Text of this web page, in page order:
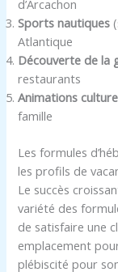
d’Arcachon
Sports nautiques
Atlantique
Découverte de la
restaurants
Animations
famille
Les formules
les profils de
Le succès
variété des
de satisfaire une
emplacement
plébiscité pour